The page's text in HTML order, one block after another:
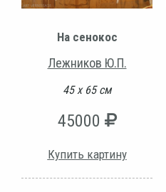
На сенокос
Лежников Ю.П.
45 х 65 см
45000
Купить картину